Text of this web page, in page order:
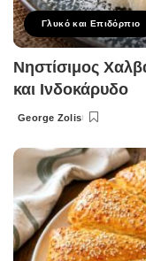
Γλυκό και Επιδόρπιο
Νηστίσιμος
και Ινδοκάρυδο
Posted
George Zolis